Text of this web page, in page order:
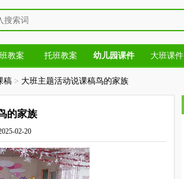
教案 托班教案 幼儿园课件 大班课件
稿 > 大班主题活动说课稿鸟的家族
的家族
02-20